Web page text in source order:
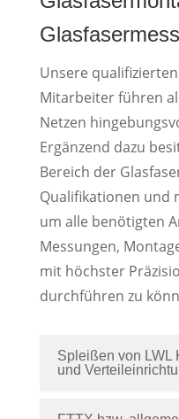
Unsere
Mitarbeiter führen
Netzen
Ergänzend dazu
Bereich der
Qualifikationen und
um alle benötigten
Messungen,
mit höchster
durchführen zu
Spleißen von LWL
und